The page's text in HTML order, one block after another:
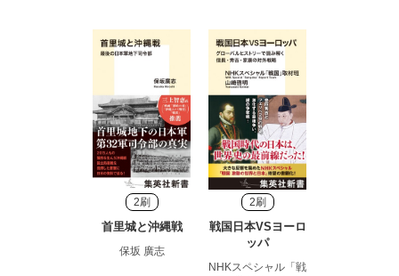
2刷
首里城と沖縄戦
保坂 廣志
2刷
戦国日本VSヨーロ
ッパ
NHKスペシャル「戦